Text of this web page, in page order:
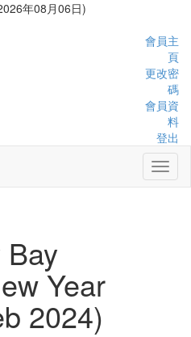
年08月06日)
會員主
頁
更改密
碼
會員資
料
登出
Year
2024)